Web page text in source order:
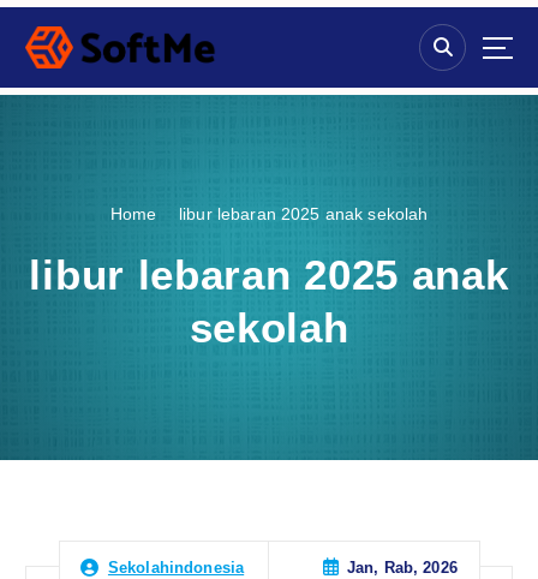
S
p
Home libur lebaran 2025 anak sekolah
libur lebaran 2025 anak
sekolah
Sekolahindonesia Jan, Rab, 2026